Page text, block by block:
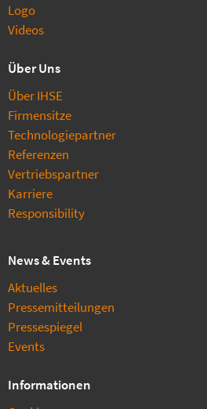
Logo
Videos
Über Uns
Über IHSE
Firmensitze
Technologiepartner
Referenzen
Vertriebspartner
Karriere
Responsibility
News & Events
Aktuelles
Pressemitteilungen
Pressespiegel
Events
Informationen